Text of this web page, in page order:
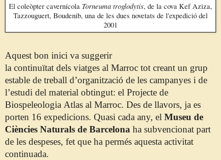
El coleòpter cavernícola Torneuma troglodytis, de la cova Kef Aziza,
Tazzouguert, Boudenib, una de les dues novetats de l'expedició del
2001
Aquest bon inici va suggerir
la continuïtat dels viatges al Marroc tot creant un grup
estable de treball d’organització de les campanyes i de
l’estudi del material obtingut: el Projecte de
Biospeleologia Atlas al Marroc. Des de llavors, ja es
porten 16 expedicions. Quasi cada any, el Museu de
Ciències Naturals de Barcelona ha subvencionat part
de les despeses, fet que ha permés aquesta activitat
continuada.